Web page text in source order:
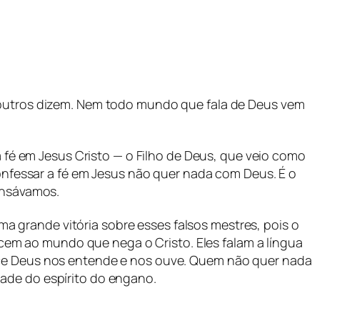
volume.
dizem. Nem todo mundo que fala de Deus vem
em Jesus Cristo — o Filho de Deus, que veio como
a fé em Jesus não quer nada com Deus. É o
grande vitória sobre esses falsos mestres, pois o
ao mundo que nega o Cristo. Eles falam a língua
Deus nos entende e nos ouve. Quem não quer nada
do espírito do engano.